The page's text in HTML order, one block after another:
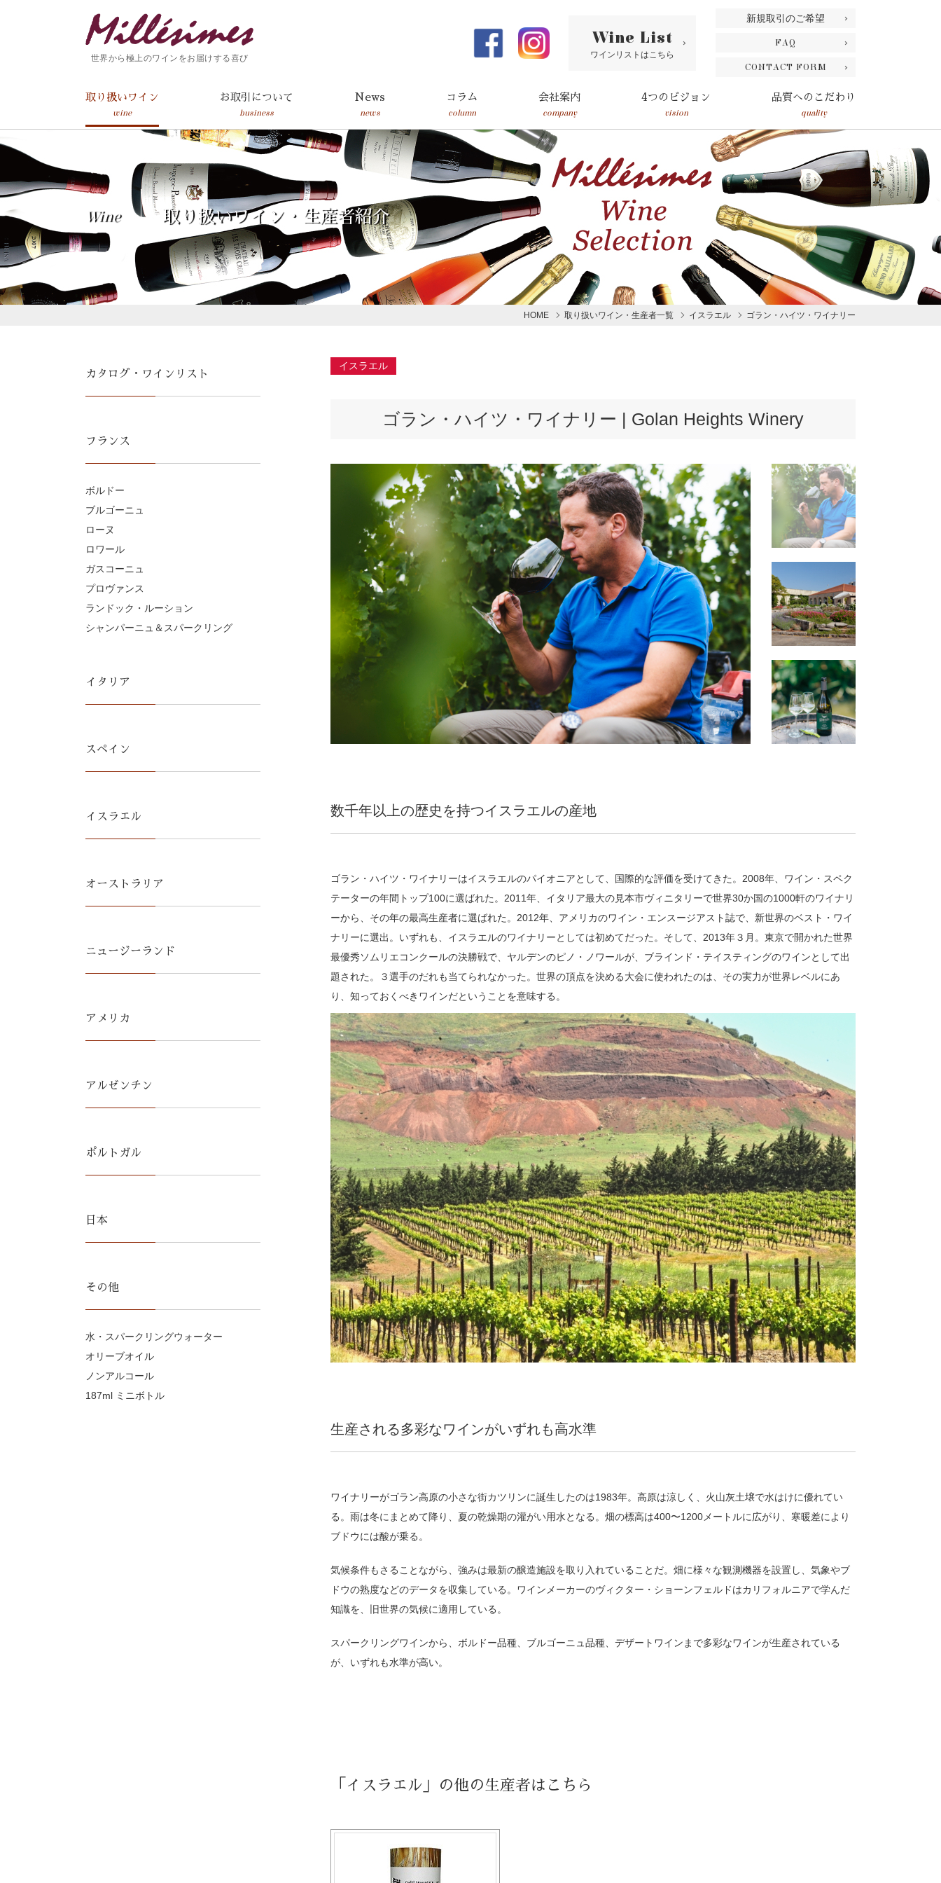
世界から極上のワインをお届けする喜び
Wine List
ワインリストはこちら
新規取引のご希望
FAQ
CONTACT FORM
取り扱いワイン
wine
お取引について
business
News
news
コラム
column
会社案内
company
4つのビジョン
vision
品質へのこだわり
quality
Wine 取り扱いワイン・生産者紹介
HOME 取り扱いワイン・生産者一覧 イスラエル ゴラン・ハイツ・ワイナリー
イスラエル
ゴラン・ハイツ・ワイナリー | Golan Heights Winery
数千年以上の歴史を持つイスラエルの産地
ゴラン・ハイツ・ワイナリーはイスラエルのパイオニアとして、国際的な評価を受けてきた。2008年、ワイン・スペク
テーターの年間トップ100に選ばれた。2011年、イタリア最大の見本市ヴィニタリーで世界30か国の1000軒のワイナリ
ーから、その年の最高生産者に選ばれた。2012年、アメリカのワイン・エンスージアスト誌で、新世界のベスト・ワイ
ナリーに選出。いずれも、イスラエルのワイナリーとしては初めてだった。そして、2013年３月。東京で開かれた世界
最優秀ソムリエコンクールの決勝戦で、ヤルデンのピノ・ノワールが、ブラインド・テイスティングのワインとして出
題された。３選手のだれも当てられなかった。世界の頂点を決める大会に使われたのは、その実力が世界レベルにあ
り、知っておくべきワインだということを意味する。
生産される多彩なワインがいずれも高水準
ワイナリーがゴラン高原の小さな街カツリンに誕生したのは1983年。高原は涼しく、火山灰土壌で水はけに優れてい
る。雨は冬にまとめて降り、夏の乾燥期の灌がい用水となる。畑の標高は400〜1200メートルに広がり、寒暖差により
ブドウには酸が乗る。
気候条件もさることながら、強みは最新の醸造施設を取り入れていることだ。畑に様々な観測機器を設置し、気象やブ
ドウの熟度などのデータを収集している。ワインメーカーのヴィクター・ショーンフェルドはカリフォルニアで学んだ
知識を、旧世界の気候に適用している。
スパークリングワインから、ボルドー品種、ブルゴーニュ品種、デザートワインまで多彩なワインが生産されている
が、いずれも水準が高い。
「イスラエル」の他の生産者はこちら
カタログ・ワインリスト
フランス
ボルドー
ブルゴーニュ
ローヌ
ロワール
ガスコーニュ
プロヴァンス
ランドック・ルーション
シャンパーニュ＆スパークリング
イタリア
スペイン
イスラエル
オーストラリア
ニュージーランド
アメリカ
アルゼンチン
ポルトガル
日本
その他
水・スパークリングウォーター
オリーブオイル
ノンアルコール
187ml ミニボトル